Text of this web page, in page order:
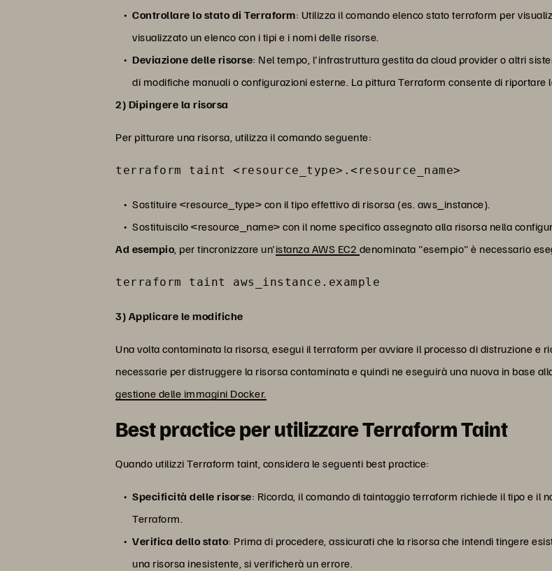
Controllare lo stato di Terraform: Utilizza il comando elenco stato terraform per
visualizzato un elenco con i tipi e i nomi delle risorse.
Deviazione delle risorse: Nel tempo, l'infrastruttura gestita da cloud provider o altri
di modifiche manuali o configurazioni esterne. La pittura Terraform consente di
2) Dipingere la risorsa
Per pitturare una risorsa, utilizza il comando seguente:
terraform taint <resource_type>.<resource_name>
Sostituire <resource_type> con il tipo effettivo di risorsa (es. aws_instance).
Sostituiscilo <resource_name> con il nome specifico assegnato alla risorsa nella
Ad esempio , per tincronizzare un'istanza AWS EC2 denominata "esempio" è necessario
terraform taint aws_instance.example
3) Applicare le modifiche
Una volta contaminata la risorsa, esegui il terraform per avviare il processo di distruzione e
necessarie per distruggere la risorsa contaminata e quindi ne eseguirà una nuova in base
gestione delle immagini Docker.
Best practice per utilizzare Terraform Taint
Quando utilizzi Terraform taint, considera le seguenti best practice:
Specificità delle risorse: Ricorda, il comando di taintaggio terraform richiede il tipo e il
Terraform.
Verifica dello stato: Prima di procedere, assicurati che la risorsa che intendi tingere
una risorsa inesistente, si verificherà un errore.